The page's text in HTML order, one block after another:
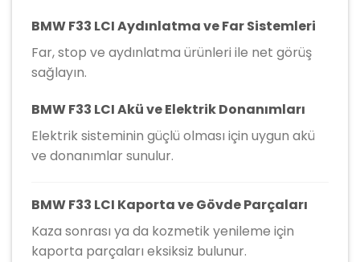
BMW F33 LCI Aydınlatma ve Far Sistemleri
Far, stop ve aydınlatma ürünleri ile net görüş
sağlayın.
BMW F33 LCI Akü ve Elektrik Donanımları
Elektrik sisteminin güçlü olması için uygun akü
ve donanımlar sunulur.
BMW F33 LCI Kaporta ve Gövde Parçaları
Kaza sonrası ya da kozmetik yenileme için
kaporta parçaları eksiksiz bulunur.